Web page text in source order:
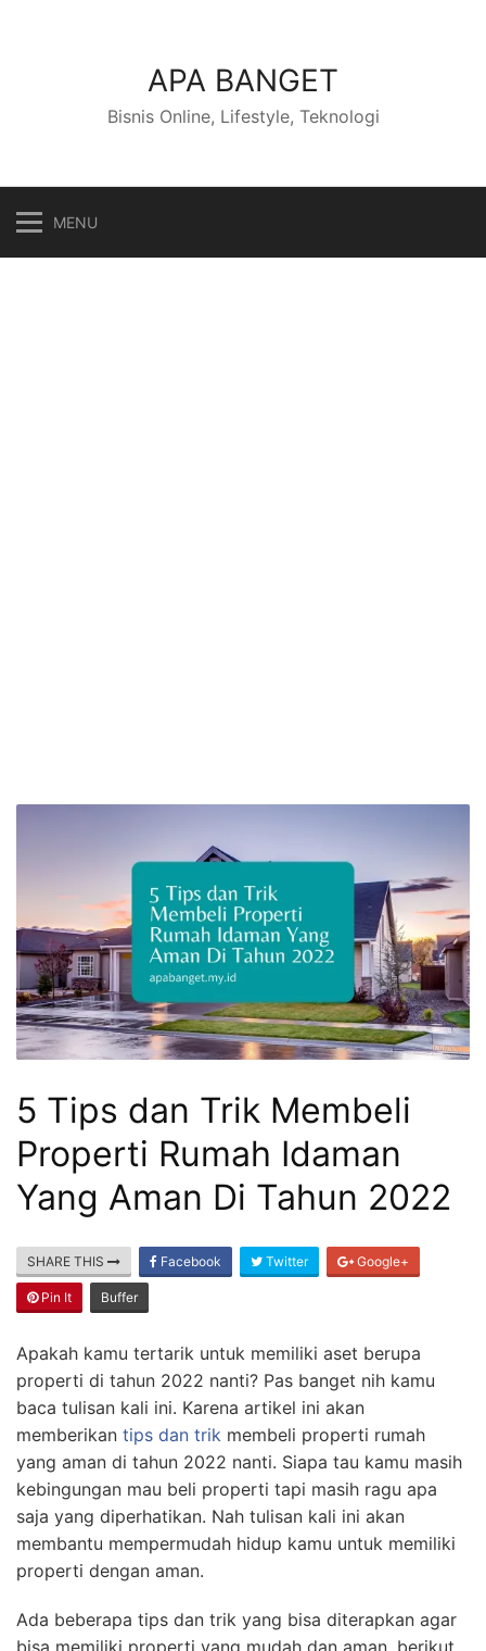
APA BANGET
Bisnis Online, Lifestyle, Teknologi
MENU
5 Tips dan Trik Membeli
Properti Rumah Idaman
Yang Aman Di Tahun 2022
SHARE THIS Facebook Twitter Google+
Pin It Buffer
Apakah kamu tertarik untuk memiliki aset berupa
properti di tahun 2022 nanti? Pas banget nih kamu
baca tulisan kali ini. Karena artikel ini akan
memberikan tips dan trik membeli properti rumah
yang aman di tahun 2022 nanti. Siapa tau kamu masih
kebingungan mau beli properti tapi masih ragu apa
saja yang diperhatikan. Nah tulisan kali ini akan
membantu mempermudah hidup kamu untuk memiliki
properti dengan aman.
Ada beberapa tips dan trik yang bisa diterapkan agar
bisa memiliki properti yang mudah dan aman, berikut